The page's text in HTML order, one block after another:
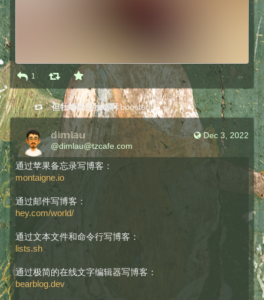
1
但牡蛎就是牡蛎啊 boosted
Dec 3, 2022
𝕕𝕚𝕞𝕝𝕒𝕦
@dimlau@tzcafe.com
通过苹果备忘录写博客：
montaigne.io
通过邮件写博客：
hey.com/world/
通过文本文件和命令行写博客：
lists.sh
通过极简的在线文字编辑器写博客：
bearblog.dev